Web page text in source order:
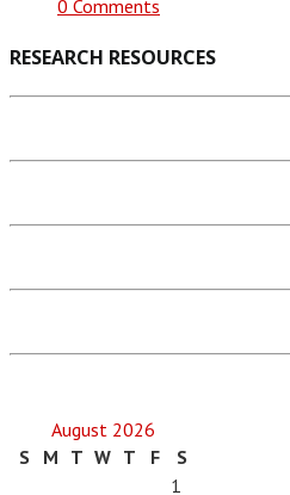
0 Comments
RESEARCH RESOURCES
August 2026
S
M T W T F
S
1